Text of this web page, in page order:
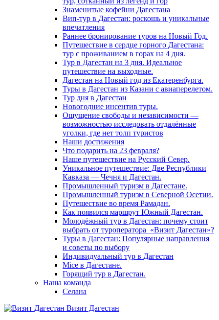
Знаменитые кофейни Дагестана
Вип-тур в Дагестан: роскошь и уникальные
впечатления
Раннее бронирование туров на Новый Год.
Путешествие в сердце горного Дагестана:
тур с проживанием в горах на 4 дня.
Тур в Дагестан на 3 дня. Идеальное
путешествие на выходные.
Дагестан на Новый год из Екатеренбурга.
Туры в Дагестан из Казани с авиаперелетом.
Тур дня в Дагестан
Новогодние инсентив туры.
Ощущение свободы и независимости —
возможностью исследовать отдалённые
уголки, где нет толп туристов
Наши достижения
Что подарить на 23 февраля?
Наше путешествие на Русский Север.
Уникальное путешествие: Две Республики
Кавказа — Чечня и Дагестан.
Промышленный туризм в Дагестане.
Промышленный туризм в Северной Осетии.
Путешествие во время Рамадан.
Как появился маршрут Южный Дагестан.
Молодёжный тур в Дагестан: почему стоит
выбрать от туроператора «Визит Дагестан»?
Туры в Дагестан: Популярные направлення
и советы по выбору
Индивидуальный тур в Дагестан
Mice в Дагестане.
Горящий тур в Дагестан.
Наша команда
Селана
Визит Дагестан